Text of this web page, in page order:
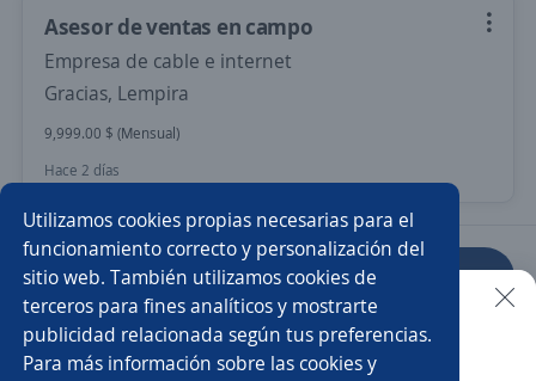
Utilizamos cookies propias necesarias para el
funcionamiento correcto y personalización del
sitio web. También utilizamos cookies de
terceros para fines analíticos y mostrarte
publicidad relacionada según tus preferencias.
Para más información sobre las cookies y
Asesor de ventas en campo
Empresa de cable e internet
Gracias, Lempira
9,999.00 $ (Mensual)
Hace 2 días
Anterior Siguiente
Nuevas ofertas de empleo
Buscar es más fácil en la app